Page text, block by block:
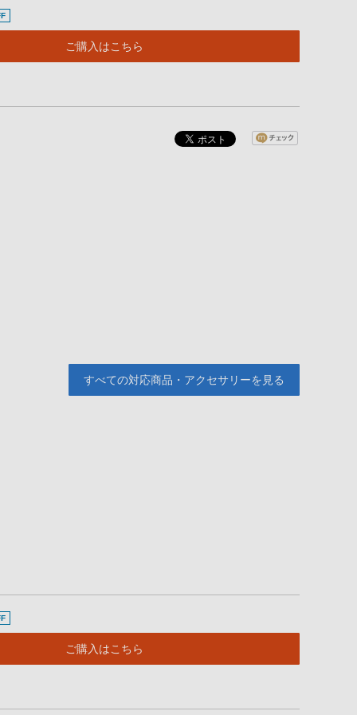
ご購入はこちら
すべての対応商品・アクセサリーを見る
ご購入はこちら